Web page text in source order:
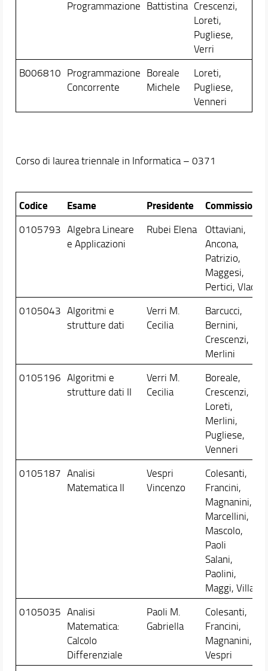
Programmazione Battistina Crescenzi,
Loreti,
Pugliese,
Verri
B006810 Programmazione
Concorrente
Boreale
Michele
Loreti,
Pugliese,
Venneri
Corso di laurea triennale in Informatica – 0371
Codice Esame Presidente Commissione
0105793 Algebra Lineare
e Applicazioni
Rubei Elena
Ottaviani,
Ancona,
Patrizio,
Maggesi,
Pertici, Vlacci
0105043 Algoritmi e
strutture dati
Verri M.
Cecilia
Barcucci,
Bernini,
Crescenzi,
Merlini
0105196 Algoritmi e
strutture dati II
Verri M.
Cecilia
Boreale,
Crescenzi,
Loreti,
Merlini,
Pugliese,
Venneri
0105187 Analisi
Matematica II
Vespri
Vincenzo
Colesanti,
Francini,
Magnanini,
Marcellini,
Mascolo,
Paoli
Salani,
Paolini,
Maggi, Villari
0105035 Analisi
Matematica:
Calcolo
Differenziale
Paoli M.
Gabriella
Colesanti,
Francini,
Magnanini,
Vespri